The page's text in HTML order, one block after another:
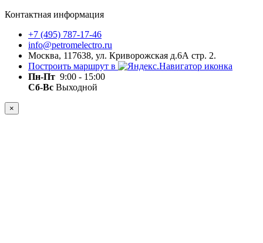
Контактная информация
+7 (495) 787-17-46
info@petromelectro.ru
Москва, 117638, ул. Криворожская д.6А стр. 2.
Построить маршрут в
Пн-Пт 9:00 - 15:00
Сб-Вс Выходной
×